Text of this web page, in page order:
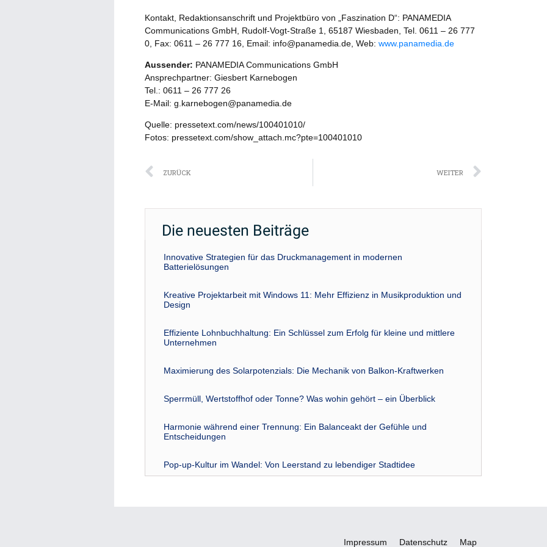
Kontakt, Redaktionsanschrift und Projektbüro von „Faszination D“: PANAMEDIA
Communications GmbH, Rudolf-Vogt-Straße 1, 65187 Wiesbaden, Tel. 0611 – 26 777
0, Fax: 0611 – 26 777 16, Email: info@panamedia.de, Web: www.panamedia.de
Aussender: PANAMEDIA Communications GmbH
Ansprechpartner: Giesbert Karnebogen
Tel.: 0611 – 26 777 26
E-Mail: g.karnebogen@panamedia.de
Quelle: pressetext.com/news/100401010/
Fotos: pressetext.com/show_attach.mc?pte=100401010
Zurück
ZURÜCK WEITER
Die neuesten Beiträge
Innovative Strategien für das Druckmanagement in modernen
Batterielösungen
Kreative Projektarbeit mit Windows 11: Mehr Effizienz in Musikproduktion und
Design
Effiziente Lohnbuchhaltung: Ein Schlüssel zum Erfolg für kleine und mittlere
Unternehmen
Maximierung des Solarpotenzials: Die Mechanik von Balkon-Kraftwerken
Sperrmüll, Wertstoffhof oder Tonne? Was wohin gehört – ein Überblick
Harmonie während einer Trennung: Ein Balanceakt der Gefühle und
Entscheidungen
Pop-up-Kultur im Wandel: Von Leerstand zu lebendiger Stadtidee
Impressum Datenschutz Map